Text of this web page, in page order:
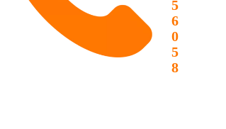
5
6
0
5
8